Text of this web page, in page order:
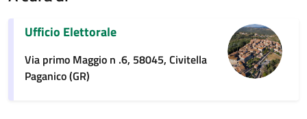
Ufficio Elettorale
Via primo Maggio n .6, 58045, Civitella
Paganico (GR)